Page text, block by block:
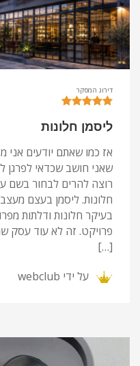
דירוג המסקר
ליסמן חלונות
אז כמו שאתם יודעים
שאני חושב שכדאי
רוצה להרים לבחור בשם
חלונות. ליסמן בעצם
בעיקר חלונות ודלתות
פרויקט. זה לא עוד עסק
[…]
על ידי webclub